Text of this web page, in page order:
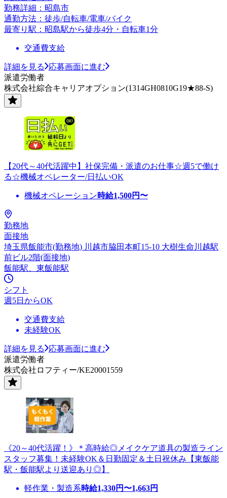
勤務詳細：昭島市
通勤方法：徒歩/自転車/電車/バイク
最寄り駅：昭島駅から徒歩4分・自転車1分
交通費支給
詳細を見る
応募画面に進む
派遣労働者
株式会社綜合キャリアオプション(1314GH0810G19★88-S)
【20代～40代活躍中】社保完備・派遣のお仕事☆週5で働け
る☆機械オペレーター/日払いOK
機械オペレーション時給1,500円〜
勤務地
面接地
埼玉県飯能市(勤務地) 川越市脇田本町15-10 大樹生命川越駅
前ビル2階(面接地)
飯能駅、東飯能駅
シフト
週5日からOK
交通費支給
未経験OK
詳細を見る
応募画面に進む
派遣労働者
株式会社ロフティー/KE20001559
《20～40代活躍！》＊高時給◎メイクケア道具の製造ライン
スタッフ募集！未経験OK＆日勤固定＆土日祝休み【東飯能
駅・飯能駅より送迎あり◎】
軽作業・製造系時給1,330円〜1,663円